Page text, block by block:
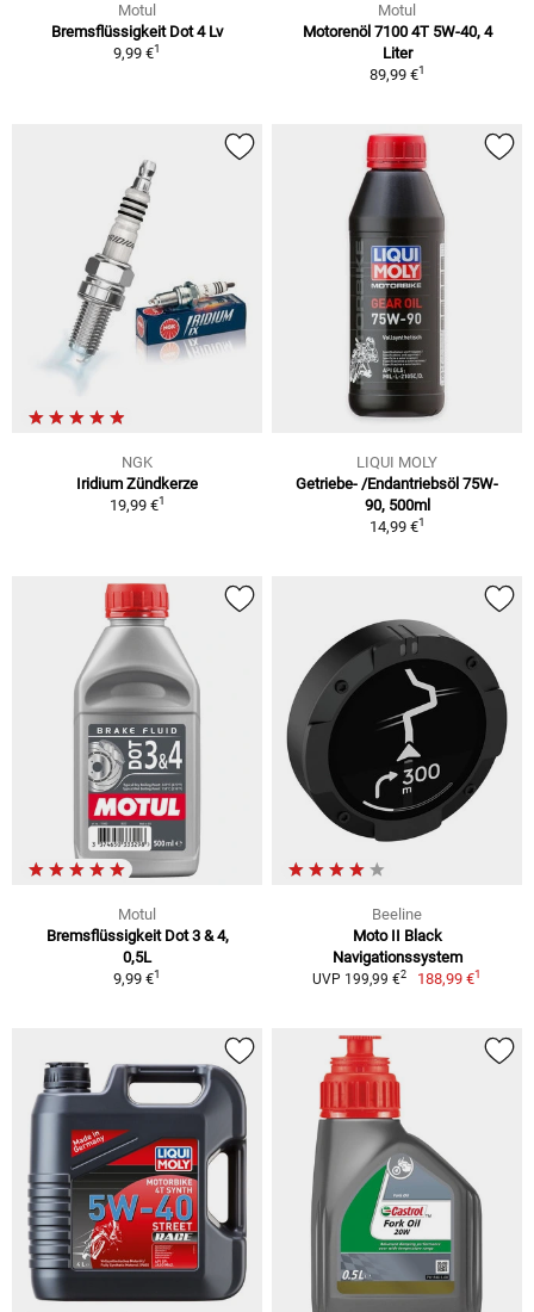
Motul
Bremsflüssigkeit Dot 4 Lv
9,99 €1
Motul
Motorenöl 7100 4T 5W-40, 4
Liter
89,99 €1
NGK
Iridium Zündkerze
19,99 €1
LIQUI MOLY
Getriebe- /Endantriebsöl 75W-
90, 500ml
14,99 €1
Motul
Bremsflüssigkeit Dot 3 & 4,
0,5L
9,99 €1
Beeline
Moto II Black
Navigationssystem
UVP 199,99 €2 188,99 €1